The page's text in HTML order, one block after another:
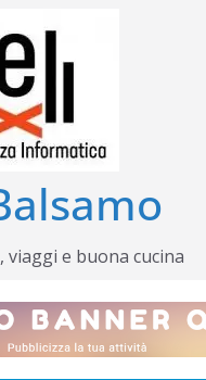
e buona cucina